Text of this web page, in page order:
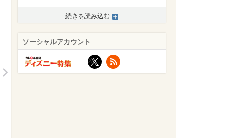
続きを読み込む
ソーシャルアカウント
X